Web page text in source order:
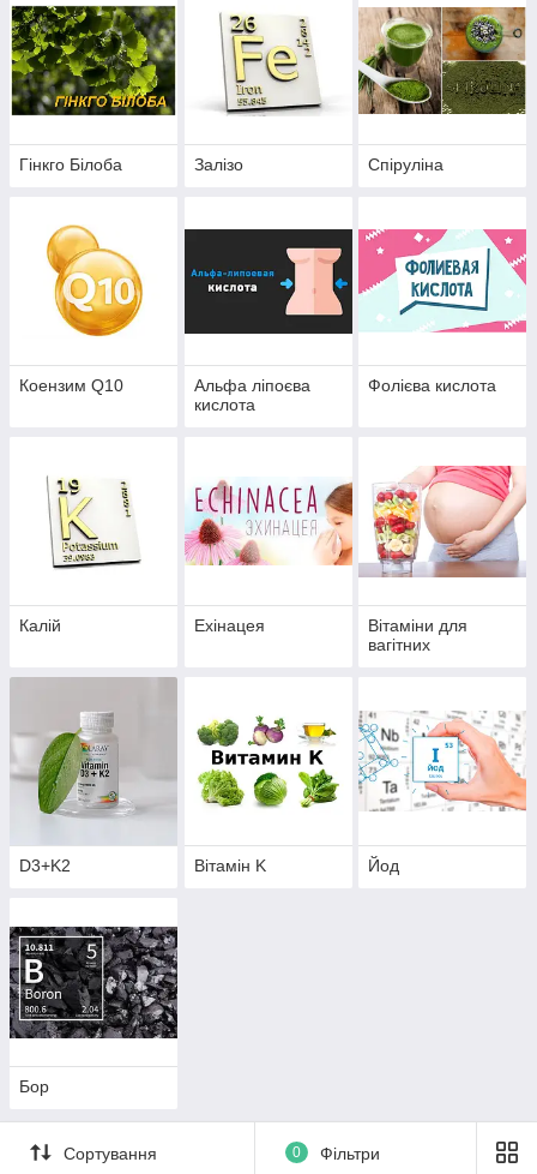
Гінкго Білоба Залізо Спіруліна
Коензим Q10
Альфа ліпоєва
кислота
Фолієва кислота
Калій Ехінацея
Вітаміни для
вагітних
D3+K2 Вітамін K Йод
Бор
Сортування 0 Фільтри